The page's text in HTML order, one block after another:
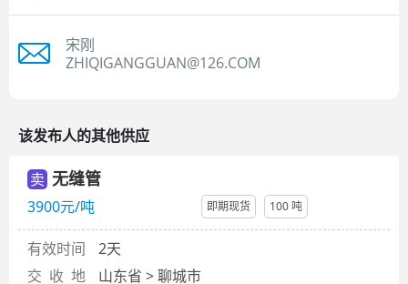
宋刚
ZHIQIGANGGUAN@126.COM
该发布人的其他供应
卖 无缝管
3900元/吨 即期现货 100 吨
有效时间
2天
交 收 地
山东省 > 聊城市